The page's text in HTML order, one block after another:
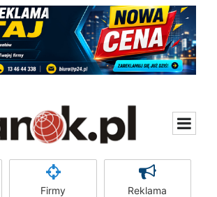
Firmy Reklama